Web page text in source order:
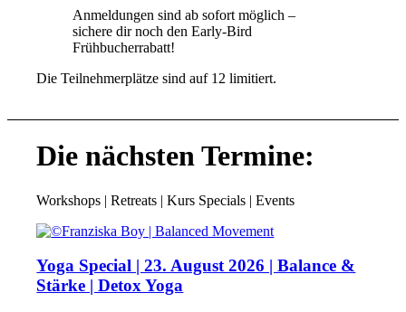
Anmeldungen sind ab sofort möglich –
sichere dir noch den Early-Bird
Frühbucherrabatt!
Die Teilnehmerplätze sind auf 12 limitiert.
Die nächsten Termine:
Workshops | Retreats | Kurs Specials | Events
Yoga Special | 23. August 2026 | Balance &
Stärke | Detox Yoga